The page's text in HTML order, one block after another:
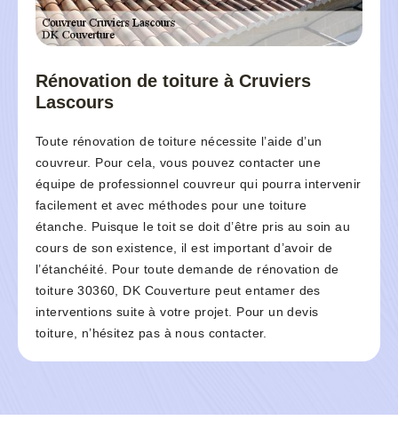
Rénovation de toiture à Cruviers
Lascours
Toute rénovation de toiture nécessite l’aide d’un
couvreur. Pour cela, vous pouvez contacter une
équipe de professionnel couvreur qui pourra intervenir
facilement et avec méthodes pour une toiture
étanche. Puisque le toit se doit d’être pris au soin au
cours de son existence, il est important d’avoir de
l’étanchéité. Pour toute demande de rénovation de
toiture 30360, DK Couverture peut entamer des
interventions suite à votre projet. Pour un devis
toiture, n’hésitez pas à nous contacter.